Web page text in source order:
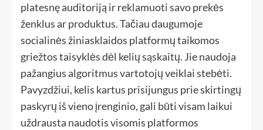
platesnę auditoriją ir reklamuoti savo prekės
ženklus ar produktus. Tačiau daugumoje
socialinės žiniasklaidos platformų taikomos
griežtos taisyklės dėl kelių sąskaitų. Jie naudoja
pažangius algoritmus vartotojų veiklai stebėti.
Pavyzdžiui, kelis kartus prisijungus prie skirtingų
paskyrų iš vieno įrenginio, gali būti visam laikui
uždrausta naudotis visomis platformos